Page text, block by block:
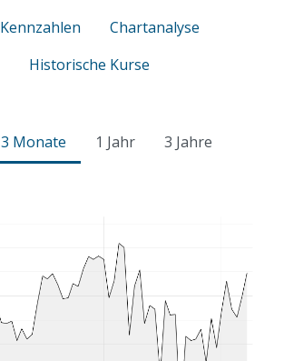
Kennzahlen
Chartanalyse
Historische Kurse
3 Monate 1 Jahr
3 Jahre